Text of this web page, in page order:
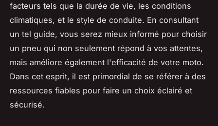
facteurs tels que la durée de vie, les conditions
climatiques, et le style de conduite. En consultant
un tel guide, vous serez mieux informé pour choisir
un pneu qui non seulement répond à vos attentes,
mais améliore également l'efficacité de votre moto.
Dans cet esprit, il est primordial de se référer à des
ressources fiables pour faire un choix éclairé et
sécurisé.